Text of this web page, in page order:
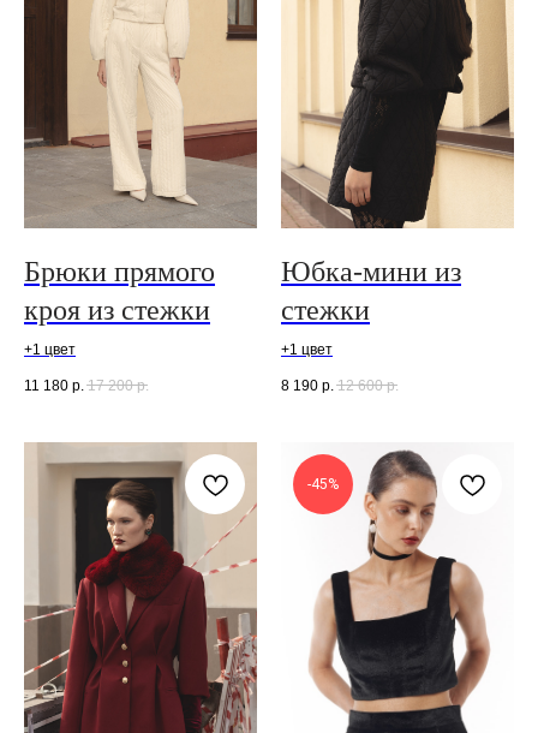
Брюки прямого
кроя из стежки
+1 цвет
11 180 р. 17 200 р.
Юбка-мини из
стежки
+1 цвет
8 190 р. 12 600 р.
-45%